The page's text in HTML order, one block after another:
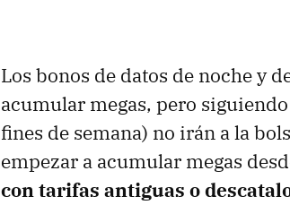
Los bonos de datos de noche y
acumular megas, pero
fines de semana) no irán a la
empezar a acumular megas
con tarifas antiguas o